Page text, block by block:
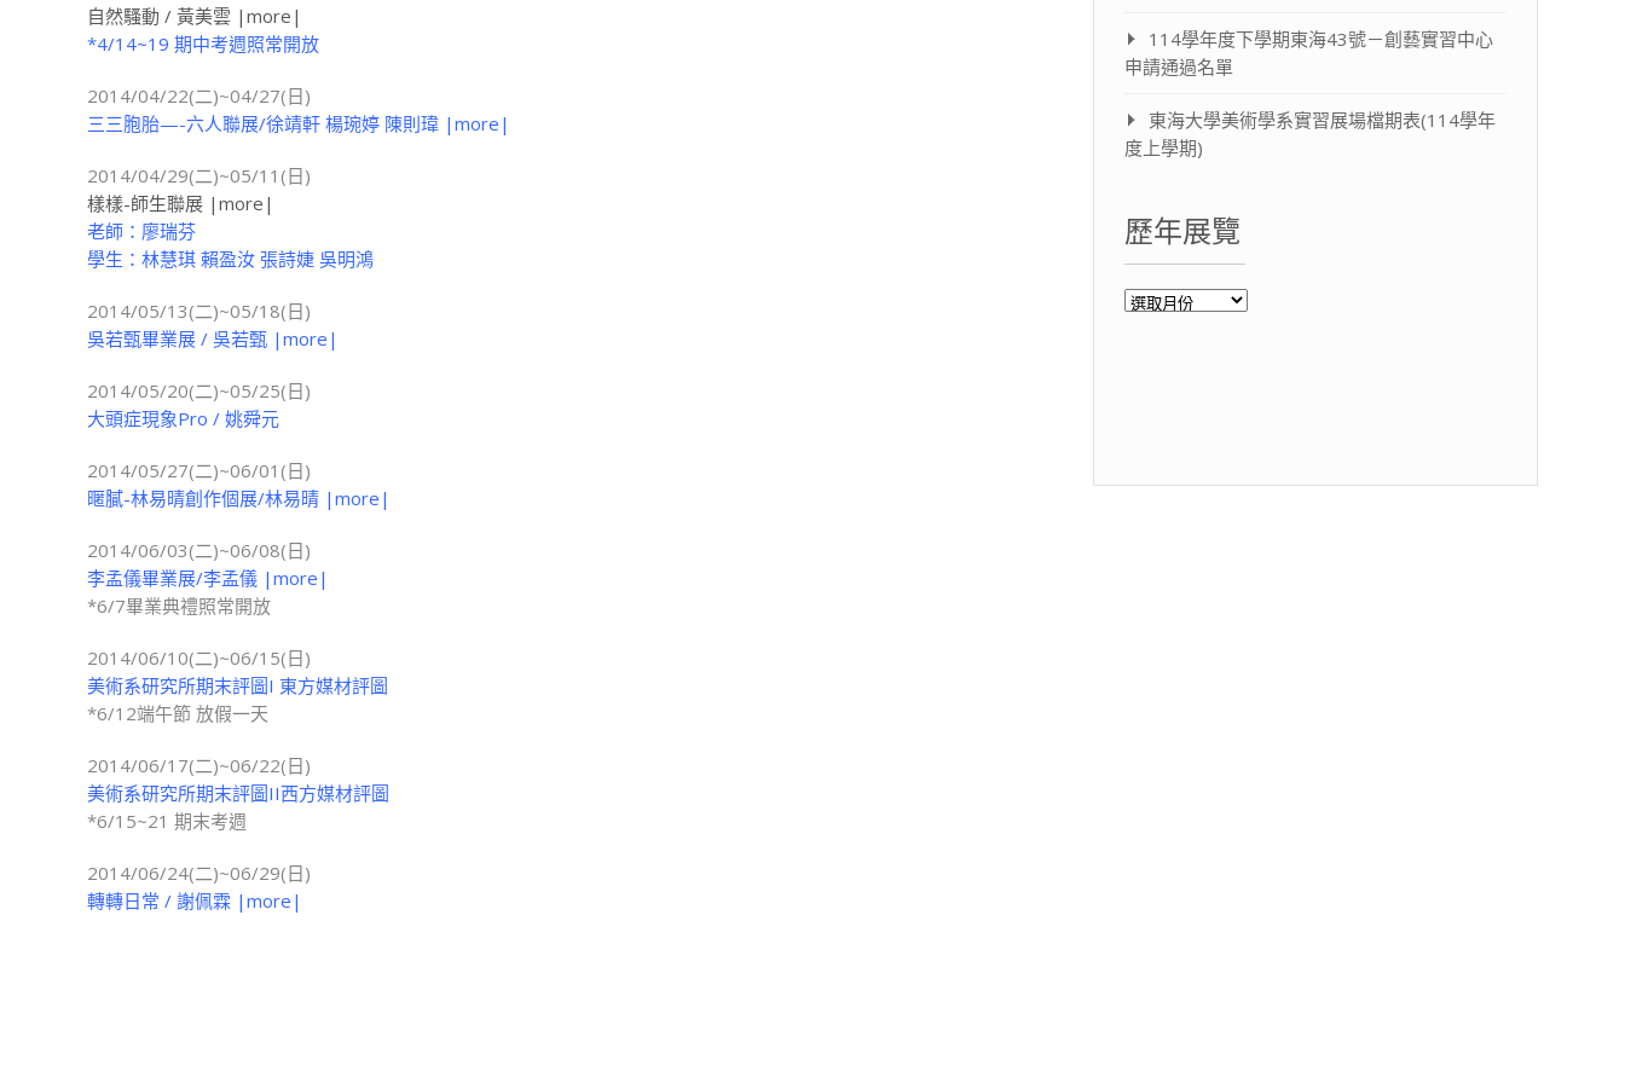
自然騷動 / 黃美雲 |more|
*4/14~19 期中考週照常開放
2014/04/22(二)~04/27(日)
三三胞胎—-六人聯展/徐靖軒 楊琬婷 陳則瑋 |more|
2014/04/29(二)~05/11(日)
樣樣-師生聯展 |more|
老師：廖瑞芬
學生：林慧琪 賴盈汝 張詩婕 吳明鴻
2014/05/13(二)~05/18(日)
吳若甄畢業展 / 吳若甄 |more|
2014/05/20(二)~05/25(日)
大頭症現象Pro / 姚舜元
2014/05/27(二)~06/01(日)
暱膩-林易晴創作個展/林易晴 |more|
2014/06/03(二)~06/08(日)
李孟儀畢業展/李孟儀 |more|
*6/7畢業典禮照常開放
2014/06/10(二)~06/15(日)
美術系研究所期末評圖I 東方媒材評圖
*6/12端午節 放假一天
2014/06/17(二)~06/22(日)
美術系研究所期末評圖II西方媒材評圖
*6/15~21 期末考週
2014/06/24(二)~06/29(日)
轉轉日常 / 謝佩霖 |more|
114學年度下學期東海43號－創藝實習中心
申請通過名單
東海大學美術學系實習展場檔期表(114學年
度上學期)
歷年展覽
歷